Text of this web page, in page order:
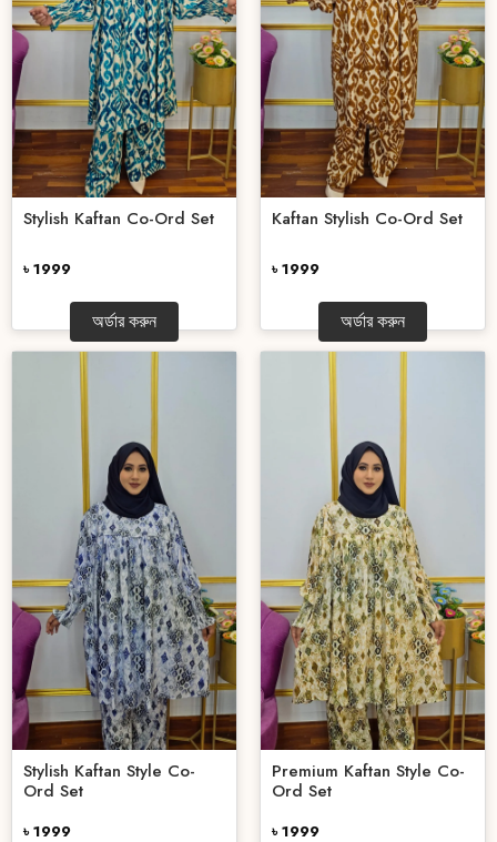
Stylish Kaftan Co-Ord Set
৳ 1999
অর্ডার করুন
Kaftan Stylish Co-Ord Set
৳ 1999
অর্ডার করুন
Stylish Kaftan Style Co-
Ord Set
৳ 1999
Premium Kaftan Style Co-
Ord Set
৳ 1999